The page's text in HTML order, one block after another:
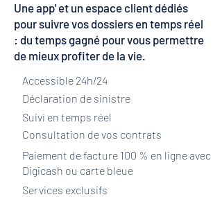
Une app' et un espace client dédiés
pour suivre vos dossiers en temps réel
: du temps gagné pour vous permettre
de mieux profiter de la vie.
Accessible 24h/24
Déclaration de sinistre
​Suivi en temps réel
​Consultation de vos contrats
Paiement de facture 100 % en ligne avec
Digicash ou carte bleue
Services exclusifs